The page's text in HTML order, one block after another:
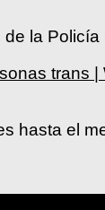
la
trans
hasta el